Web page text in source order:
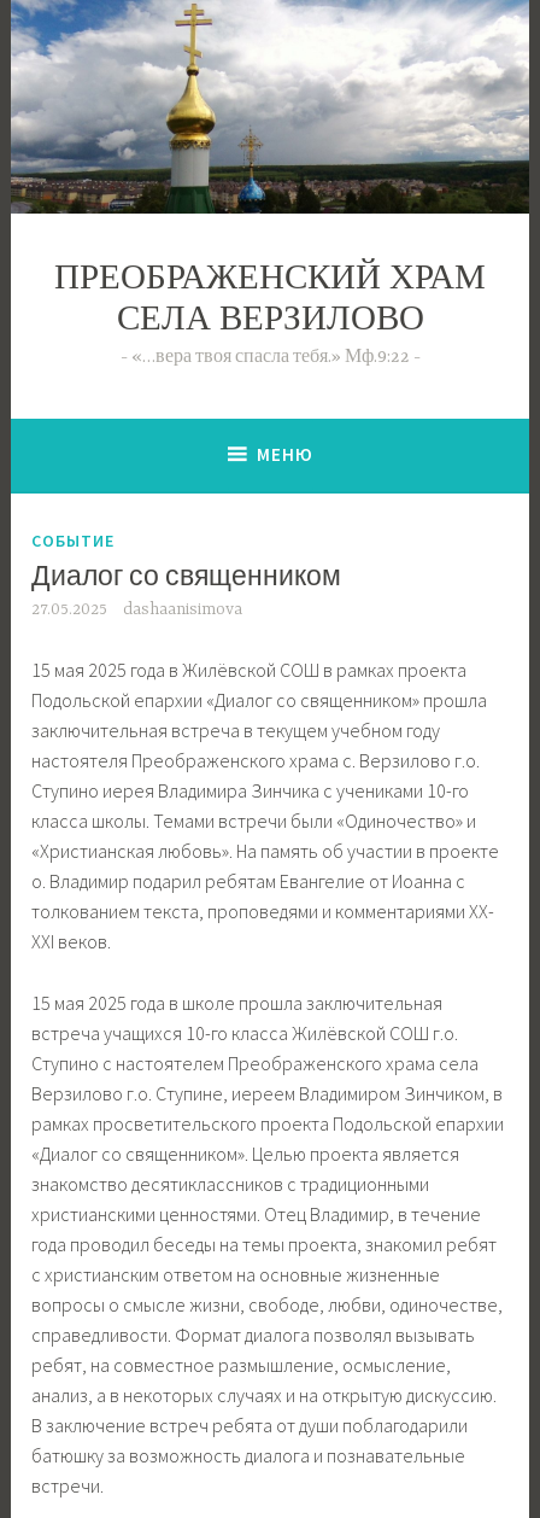
Перейти
к
содержимому
ПРЕОБРАЖЕНСКИЙ ХРАМ
СЕЛА ВЕРЗИЛОВО
«…вера твоя спасла тебя.» Мф.9:22
МЕНЮ
СОБЫТИЕ
Диалог со священником
27.05.2025 dashaanisimova
15 мая 2025 года в Жилёвской СОШ в рамках проекта
Подольской епархии «Диалог со священником» прошла
заключительная встреча в текущем учебном году
настоятеля Преображенского храма с. Верзилово г.о.
Ступино иерея Владимира Зинчика с учениками 10-го
класса школы. Темами встречи были «Одиночество» и
«Христианская любовь». На память об участии в проекте
о. Владимир подарил ребятам Евангелие от Иоанна с
толкованием текста, проповедями и комментариями ХХ-
ХХI веков.
15 мая 2025 года в школе прошла заключительная
встреча учащихся 10-го класса Жилёвской СОШ г.о.
Ступино с настоятелем Преображенского храма села
Верзилово г.о. Ступине, иереем Владимиром Зинчиком, в
рамках просветительского проекта Подольской епархии
«Диалог со священником». Целью проекта является
знакомство десятиклассников с традиционными
христианскими ценностями. Отец Владимир, в течение
года проводил беседы на темы проекта, знакомил ребят
с христианским ответом на основные жизненные
вопросы о смысле жизни, свободе, любви, одиночестве,
справедливости. Формат диалога позволял вызывать
ребят, на совместное размышление, осмысление,
анализ, а в некоторых случаях и на открытую дискуссию.
В заключение встреч ребята от души поблагодарили
батюшку за возможность диалога и познавательные
встречи.